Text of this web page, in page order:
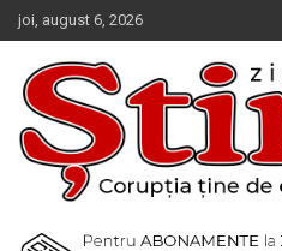
Skip
to
content
joi, august 6, 2026
Ziarul Știrea